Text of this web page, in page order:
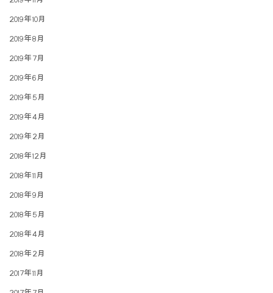
2019年10月
2019年8月
2019年7月
2019年6月
2019年5月
2019年4月
2019年2月
2018年12月
2018年11月
2018年9月
2018年5月
2018年4月
2018年2月
2017年11月